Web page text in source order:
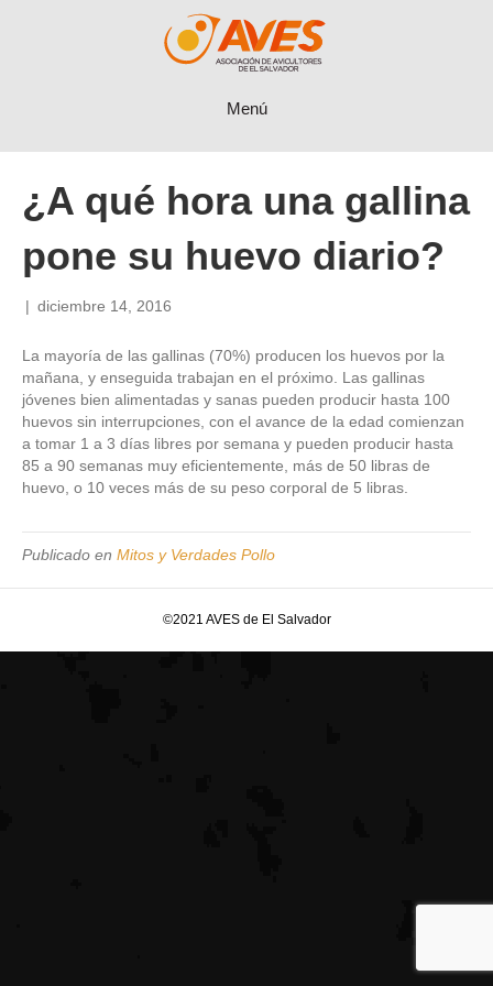
Menú
¿A qué hora una gallina
pone su huevo diario?
| diciembre 14, 2016
La mayoría de las gallinas (70%) producen los huevos por la
mañana, y enseguida trabajan en el próximo. Las gallinas
jóvenes bien alimentadas y sanas pueden producir hasta 100
huevos sin interrupciones, con el avance de la edad comienzan
a tomar 1 a 3 días libres por semana y pueden producir hasta
85 a 90 semanas muy eficientemente, más de 50 libras de
huevo, o 10 veces más de su peso corporal de 5 libras.
Publicado en Mitos y Verdades Pollo
©2021 AVES de El Salvador